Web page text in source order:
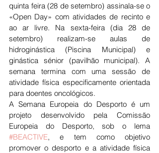
quinta feira (28 de setembro) assinala-se o
«Open Day» com atividades de recinto e
ao ar livre. Na sexta-feira (dia 28 de
setembro) realizam-se aulas de
hidroginástica (Piscina Municipal) e
ginástica sénior (pavilhão municipal). A
semana termina com uma sessão de
atividade física especificamente orientada
para doentes oncológicos.
A Semana Europeia do Desporto é um
projeto desenvolvido pela Comissão
#BEACTIVE, e tem como objetivo
promover o desporto e a atividade física